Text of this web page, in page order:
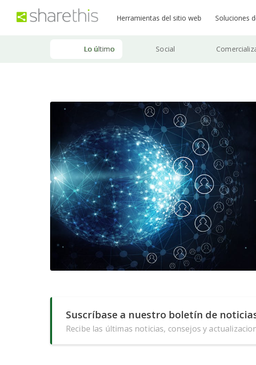
Herramientas del sitio web Soluciones
Lo último Social
Suscríbase a nuestro boletín de
Recibe las últimas noticias, consejos y